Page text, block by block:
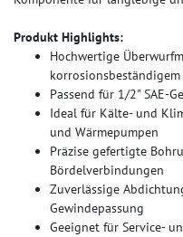
Produkt Highlights:
Hochwertige
korrosionsbeständigem
Passend für 1/2" SAE-
Ideal für Kälte- und
und Wärmepumpen
Präzise gefertigte
Bördelverbindungen
Zuverlässige
Gewindepassung
Geeignet für Service-